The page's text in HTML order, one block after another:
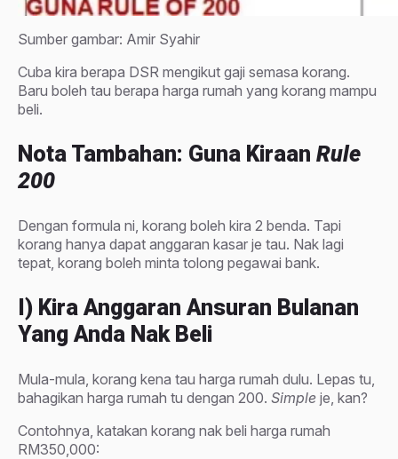
Sumber gambar: Amir Syahir
Cuba kira berapa DSR mengikut gaji semasa korang.
Baru boleh tau berapa harga rumah yang korang mampu
beli.
Nota Tambahan: Guna Kiraan Rule
200
Dengan formula ni, korang boleh kira 2 benda. Tapi
korang hanya dapat anggaran kasar je tau. Nak lagi
tepat, korang boleh minta tolong pegawai bank.
I) Kira Anggaran Ansuran Bulanan
Yang Anda Nak Beli
Mula-mula, korang kena tau harga rumah dulu. Lepas tu,
bahagikan harga rumah tu dengan 200. Simple je, kan?
Contohnya, katakan korang nak beli harga rumah
RM350,000: